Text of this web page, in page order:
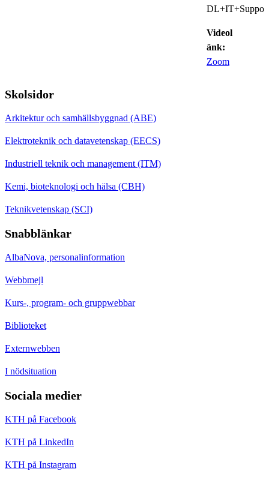
DL+IT+Support
Videol
änk:
Zoom
Skolsidor
Arkitektur och samhällsbyggnad (ABE)
Elektroteknik och datavetenskap (EECS)
Industriell teknik och management (ITM)
Kemi, bioteknologi och hälsa (CBH)
Teknikvetenskap (SCI)
Snabblänkar
AlbaNova, personalinformation
Webbmejl
Kurs-, program- och gruppwebbar
Biblioteket
Externwebben
I nödsituation
Sociala medier
KTH på Facebook
KTH på LinkedIn
KTH på Instagram